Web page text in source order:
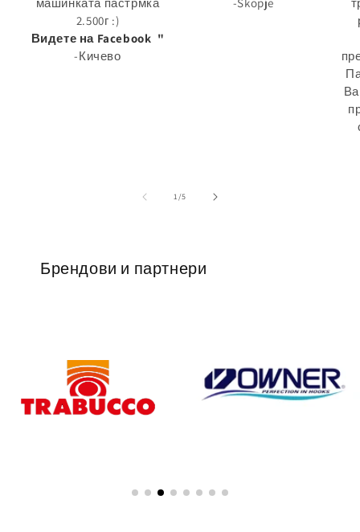
2.500г :)
Видете на Facebook "
-Кичево
1/на
5
Брендови и партнери